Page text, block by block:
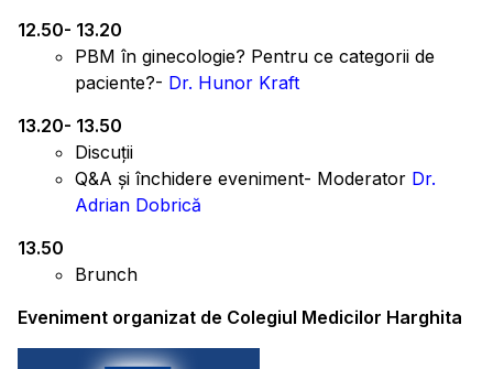
12.50- 13.20
PBM în ginecologie? Pentru ce categorii de
paciente?- Dr. Hunor Kraft
13.20- 13.50
Discuții
Q&A și închidere eveniment- Moderator Dr.
Adrian Dobrică
13.50
Brunch
Eveniment organizat de Colegiul Medicilor Harghita